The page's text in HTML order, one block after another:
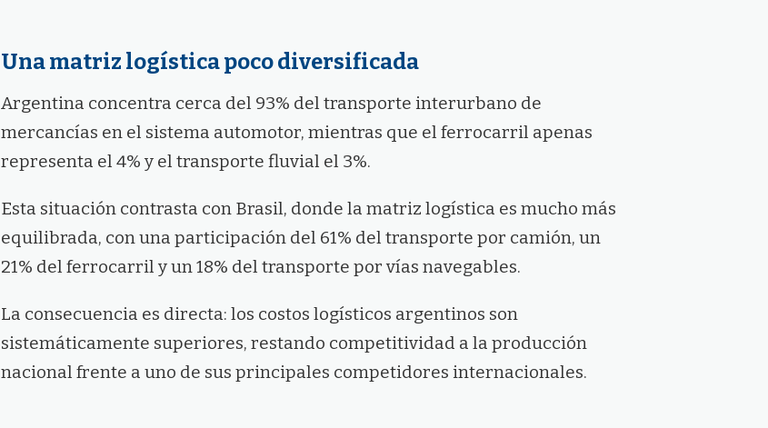
Una matriz logística poco diversificada
Argentina concentra cerca del 93% del transporte interurbano de
mercancías en el sistema automotor, mientras que el ferrocarril apenas
representa el 4% y el transporte fluvial el 3%.
Esta situación contrasta con Brasil, donde la matriz logística es mucho más
equilibrada, con una participación del 61% del transporte por camión, un
21% del ferrocarril y un 18% del transporte por vías navegables.
La consecuencia es directa: los costos logísticos argentinos son
sistemáticamente superiores, restando competitividad a la producción
nacional frente a uno de sus principales competidores internacionales.